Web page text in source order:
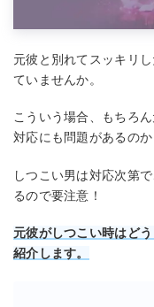
元彼と別れてスッキリ
ていませんか。
こういう場合、もちろ
対応にも問題があるのか
しつこい男は対応次第
るので要注意！
元彼がしつこい時はど
紹介します。